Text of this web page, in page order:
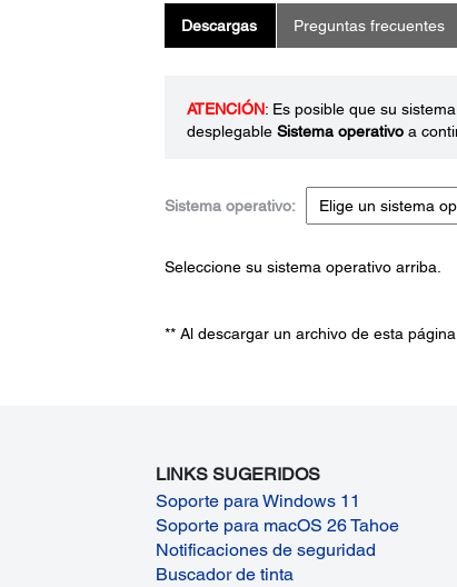
Descargas Preguntas frecuentes
ATENCIÓN: Es posible que su
desplegable Sistema operativoa
Sistema operativo:
Seleccione su sistema operativo arriba.
** Al descargar un archivo de esta
LINKS SUGERIDOS
Soporte para Windows 11
Soporte para macOS 26 Tahoe
Notificaciones de seguridad
Buscador de tinta